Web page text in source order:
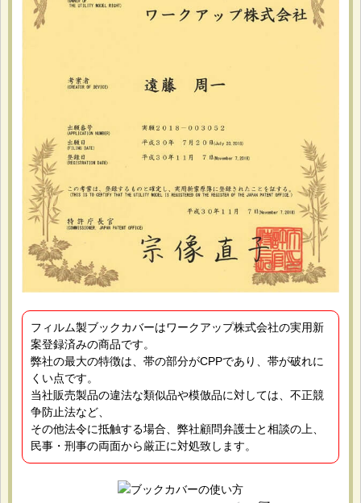
フィルム製ブックカバーはワークアップ株式会社の実用新
案登録済みの商品です。
弊社の最大の特徴は、帯の部分がCPPであり、帯が破れに
くい点です。
当社販売製品の違法な類似品や模倣品に対しては、不正競
争防止法など、
その他法令に抵触する場合、弊社顧問弁護士と相談の上、
民事・刑事の両面から厳正に対処致します。